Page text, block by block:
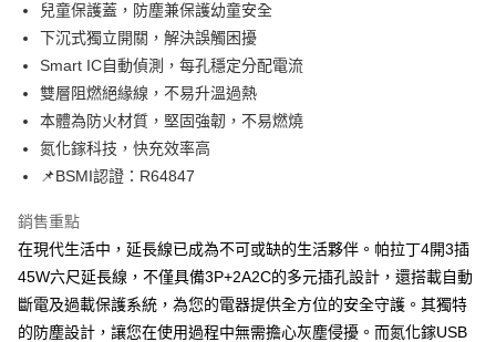
運送方式
每筆NT$65，滿NT$690(含以上)免運費
付款後全家取貨
每筆NT$65，滿NT$690(含以上)免運費
7-11取貨付款
每筆NT$65，滿NT$690(含以上)免運費
每筆NT$65，滿NT$690(含以上)免運費
兒童保護蓋，防塵兼保護幼童安全
下沉式獨立開關，解決誤觸困擾
Smart IC自動偵測，每孔穩定分配電流
雙層阻燃絕緣線，不易升溫過熱
本體為防火材質，堅固強韌，不易燃燒
氮化鎵科技，快充效率高
📌BSMI認證：R64847
銷售重點
在現代生活中，延長線已成為不可或缺的生活夥伴。帕拉丁4開3插
45W六尺延長線，不僅具備3P+2A2C的多元插孔設計，還搭載自動
斷電及過載保護系統，為您的電器提供全方位的安全守護。其獨特
的防塵設計，讓您在使用過程中無需擔心灰塵侵擾。而氮化鎵USB